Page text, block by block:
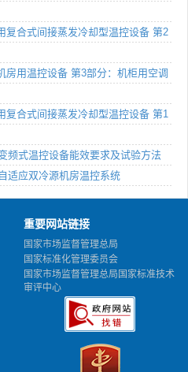
合式间接蒸发冷却型温控设备 第2
用温控设备 第3部分：机柜用空调
合式间接蒸发冷却型温控设备 第1
频式温控设备能效要求及试验方法
适应双冷源机房温控系统
重要网站链接
国家市场监督管理总局
国家标准化管理委员会
国家市场监督管理总局国家标准技术
审评中心